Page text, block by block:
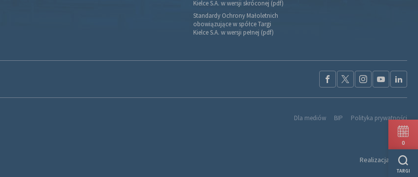
Kielce S.A. w wersji skróconej (pdf)
Standardy Ochrony Małoletnich
obowiązujące w spółce Targi
Kielce S.A. w wersji pełnej (pdf)
Dla mediów BIP Polityka prywatności
Realizacja: Ideo
0
TARGI